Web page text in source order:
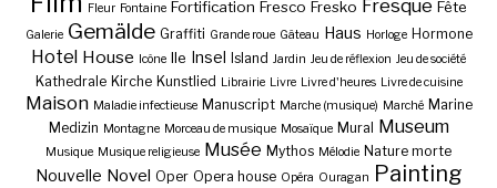
Fleur Fontaine Fortification Fresco Fresko Fresque Fête
Galerie Gemälde Graffiti Grande roue Gâteau Haus Horloge Hormone
Hotel House Icône Ile Insel Island Jardin Jeu de réflexion Jeu de société
Kathedrale Kirche Kunstlied Librairie Livre Livre d'heures Livre de cuisine
Maison Maladie infectieuse Manuscript Marche (musique) Marché Marine
Medizin Montagne Morceau de musique Mosaïque Mural Museum
Musique Musique religieuse Musée Mythos Mélodie Nature morte
Nouvelle Novel Oper Opera house Opéra Ouragan Painting